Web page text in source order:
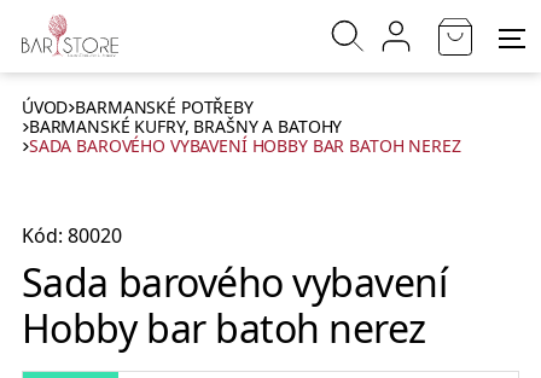
ÚVOD BARMANSKÉ POTŘEBY
BARMANSKÉ KUFRY, BRAŠNY A BATOHY
SADA BAROVÉHO VYBAVENÍ HOBBY BAR BATOH NEREZ
Kód: 80020
Sada barového vybavení
Hobby bar batoh nerez